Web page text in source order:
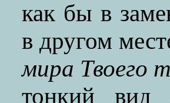
как бы в
в другом
мира Твоего
тонкий вид